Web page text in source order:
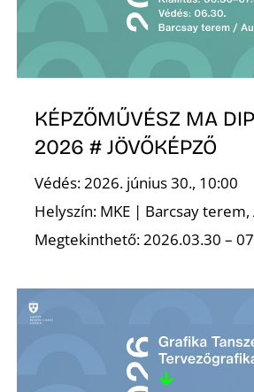
KÉPZŐMŰVÉSZ MA
2026 # JÖVŐKÉPZŐ
Védés: 2026. június 30., 10:00
Helyszín: MKE | Barcsay terem,
Megtekinthető: 2026.03.30 –